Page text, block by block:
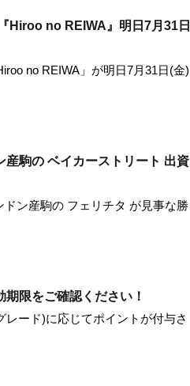
Hiroo no REIWA』明日7月31日
no REIWA」が明日7月31日(金)
駒の ベイカーストリート 出資
ン産駒の フェリチタ が見事な勝
期限をご確認ください！
レード)に応じてポイントが付与さ